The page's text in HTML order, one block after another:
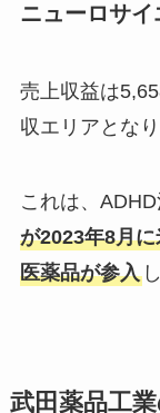
ニューロサイ
売上収益は
収エリアとなり
これは、ADHD
が2023年8月
医薬品が参入
武田薬品工